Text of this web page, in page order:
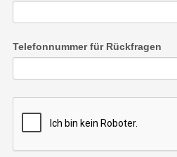
Telefonnummer für Rückfragen